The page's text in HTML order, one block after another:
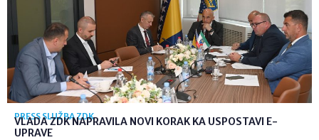
PRESS SLUŽBA ZDK
VLADA ZDK NAPRAVILA NOVI KORAK KA USPOSTAVI E-
UPRAVE